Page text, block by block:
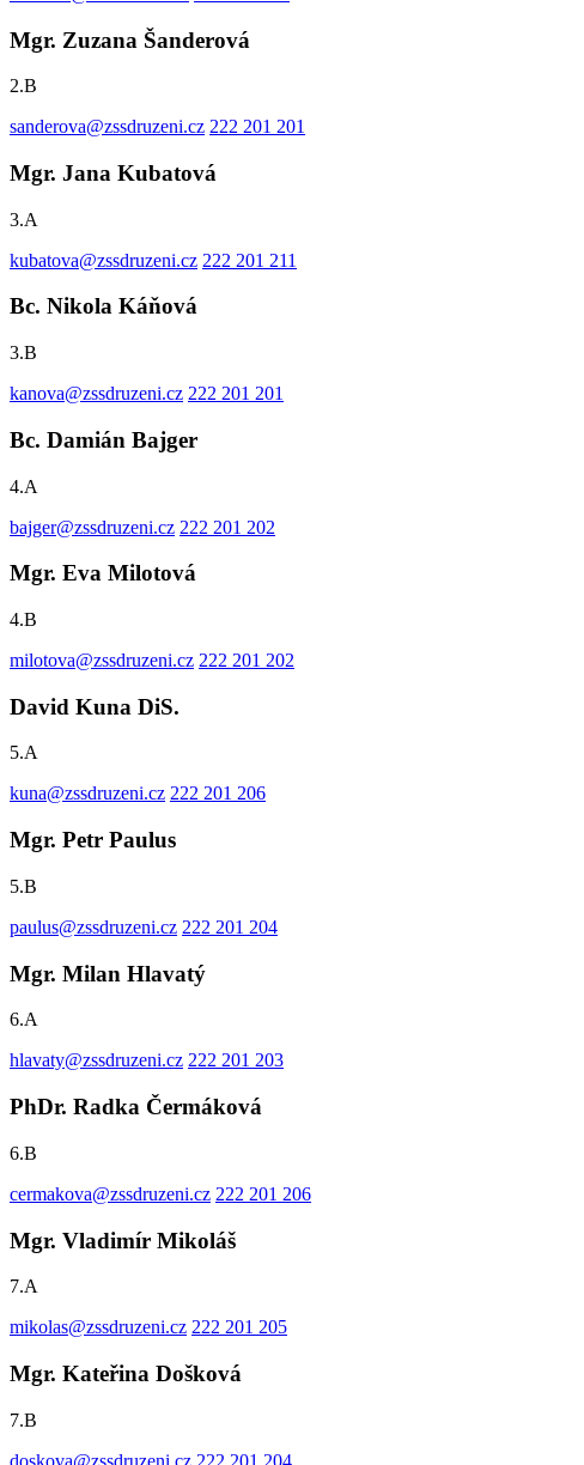
Mgr. Zuzana Šanderová
2.B
sanderova@zssdruzeni.cz 222 201 201
Mgr. Jana Kubatová
3.A
kubatova@zssdruzeni.cz 222 201 211
Bc. Nikola Káňová
3.B
kanova@zssdruzeni.cz 222 201 201
Bc. Damián Bajger
4.A
bajger@zssdruzeni.cz 222 201 202
Mgr. Eva Milotová
4.B
milotova@zssdruzeni.cz 222 201 202
David Kuna DiS.
5.A
kuna@zssdruzeni.cz 222 201 206
Mgr. Petr Paulus
5.B
paulus@zssdruzeni.cz 222 201 204
Mgr. Milan Hlavatý
6.A
hlavaty@zssdruzeni.cz 222 201 203
PhDr. Radka Čermáková
6.B
cermakova@zssdruzeni.cz 222 201 206
Mgr. Vladimír Mikoláš
7.A
mikolas@zssdruzeni.cz 222 201 205
Mgr. Kateřina Došková
7.B
doskova@zssdruzeni.cz 222 201 204